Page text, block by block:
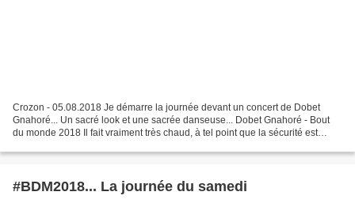
Crozon - 05.08.2018 Je démarre la journée devant un concert de Dobet
Gnahoré... Un sacré look et une sacrée danseuse... Dobet Gnahoré - Bout
du monde 2018 Il fait vraiment très chaud, à tel point que la sécurité est
#BDM2018... La journée du samedi